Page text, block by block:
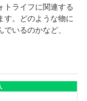
トライフに関連する
す。どのような物に
いるのかなど、